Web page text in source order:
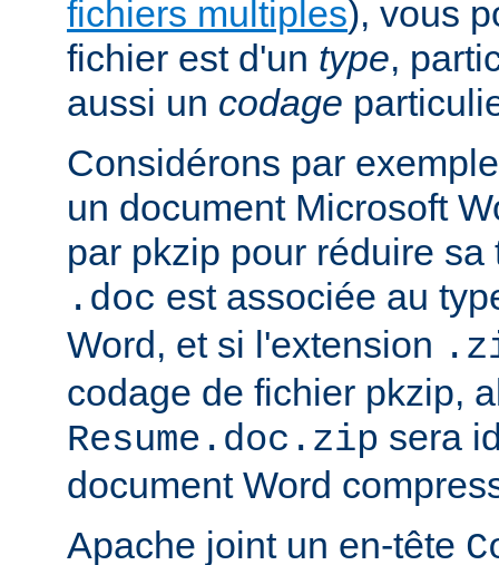
fichiers multiples), vous
fichier est d'un type,
aussi un codage
Considérons par
un document Microsoft
par pkzip pour réduire
.doc est associée au
Word, et si l'extension
codage de fichier pkzip,
Resume.doc.zip sera
document Word
Apache joint un en-tête